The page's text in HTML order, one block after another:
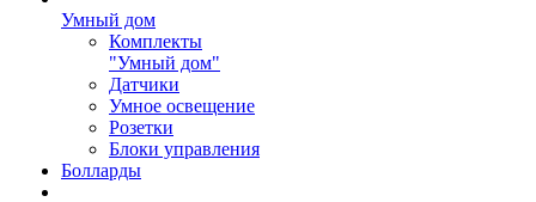
Умный дом
Комплекты
"Умный дом"
Датчики
Умное освещение
Розетки
Блоки управления
Болларды